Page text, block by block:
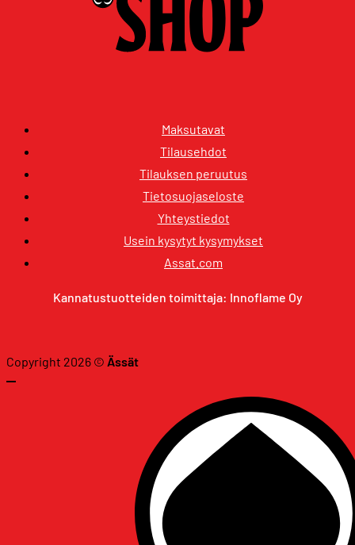
Maksutavat
Tilausehdot
Tilauksen peruutus
Tietosuojaseloste
Yhteystiedot
Usein kysytyt kysymykset
Assat.com
Kannatustuotteiden toimittaja: Innoflame Oy
Copyright 2026 © Ässät